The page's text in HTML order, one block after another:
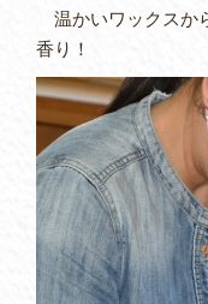
温かいワックスか
香り！